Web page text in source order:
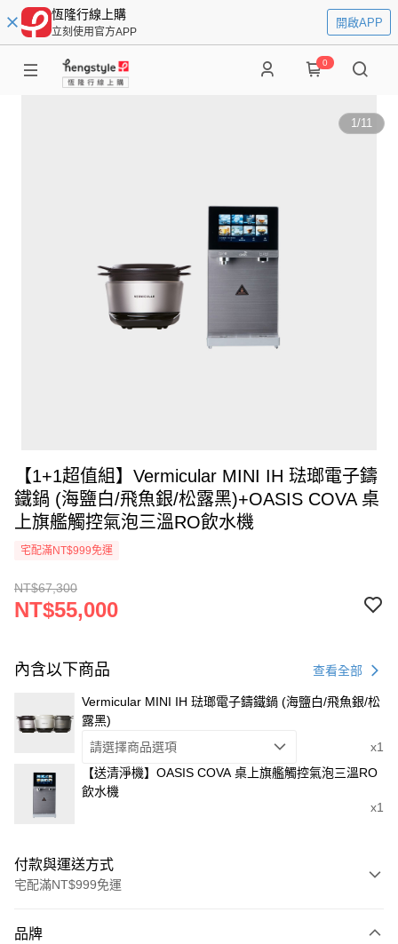
恆隆行線上購
立刻使用官方APP
開啟APP
0
1/11
【1+1超值組】Vermicular MINI IH 琺瑯電子鑄
鐵鍋 (海鹽白/飛魚銀/松露黑)+OASIS COVA 桌
上旗艦觸控氣泡三溫RO飲水機
宅配滿NT$999免運
NT$67,300
NT$55,000
內含以下商品 查看全部
Vermicular MINI IH 琺瑯電子鑄鐵鍋 (海鹽白/飛魚銀/松
露黑)
請選擇商品選項
x1
【送清淨機】OASIS COVA 桌上旗艦觸控氣泡三溫RO
飲水機
x1
付款與運送方式
宅配滿NT$999免運
品牌